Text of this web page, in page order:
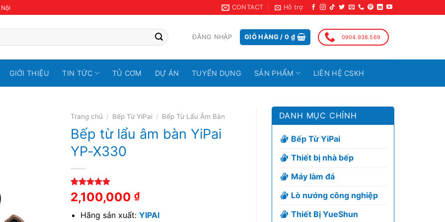
CONTACT Hỗ trợ
ĐĂNG NHẬP GIỎ HÀNG /0 ₫ 0904.938.569
GIỚI THIỆU TIN TỨC TỦ CƠM DỰ ÁN TUYỂN DỤNG SẢN PHẨM LIÊN HỆ CSKH
Trang chủ / Bếp Từ YiPai / Bếp Từ Lẩu Âm Bàn
Bếp từ lẩu âm bàn YiPai
YP-X330
5.00trên 5
dựa trên
1
2,100,000 ₫
Hãng sản xuất:YIPAI
DANH MỤC CHÍNH
Bếp Từ YiPai
Thiết bị nhà bếp
Máy làm đá
Lò nướng công nghiệp
Thiết Bị YueShun